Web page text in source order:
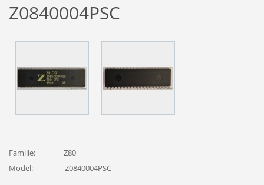
Z0840004PSC
Familie: Z80
Model: Z0840004PSC